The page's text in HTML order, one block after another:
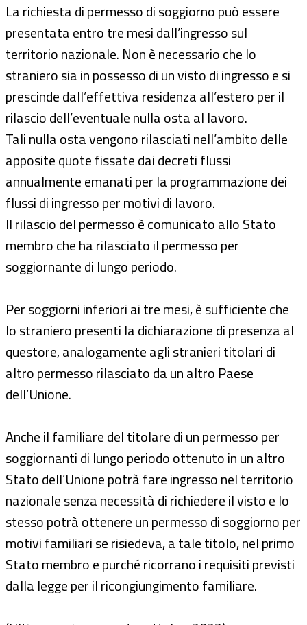
La richiesta di permesso di soggiorno può essere
presentata entro tre mesi dall’ingresso sul
territorio nazionale. Non è necessario che lo
straniero sia in possesso di un visto di ingresso e si
prescinde dall’effettiva residenza all’estero per il
rilascio dell’eventuale nulla osta al lavoro.
Tali nulla osta vengono rilasciati nell’ambito delle
apposite quote fissate dai decreti flussi
annualmente emanati per la programmazione dei
flussi di ingresso per motivi di lavoro.
Il rilascio del permesso è comunicato allo Stato
membro che ha rilasciato il permesso per
soggiornante di lungo periodo.
Per soggiorni inferiori ai tre mesi, è sufficiente che
lo straniero presenti la dichiarazione di presenza al
questore, analogamente agli stranieri titolari di
altro permesso rilasciato da un altro Paese
dell’Unione.
Anche il familiare del titolare di un permesso per
soggiornanti di lungo periodo ottenuto in un altro
Stato dell’Unione potrà fare ingresso nel territorio
nazionale senza necessità di richiedere il visto e lo
stesso potrà ottenere un permesso di soggiorno per
motivi familiari se risiedeva, a tale titolo, nel primo
Stato membro e purché ricorrano i requisiti previsti
dalla legge per il ricongiungimento familiare.